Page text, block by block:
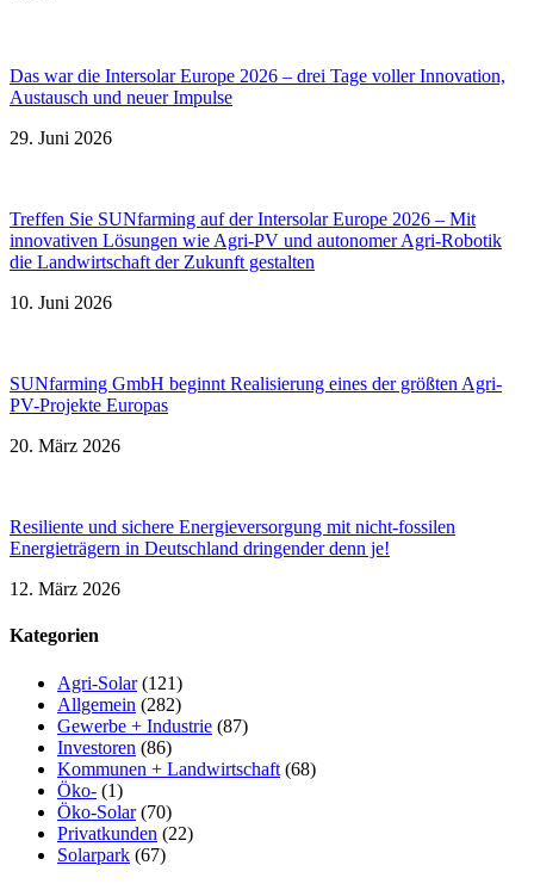
Das war die Intersolar Europe 2026 – drei Tage voller Innovation,
Austausch und neuer Impulse
29. Juni 2026
Treffen Sie SUNfarming auf der Intersolar Europe 2026 – Mit
innovativen Lösungen wie Agri-PV und autonomer Agri-Robotik
die Landwirtschaft der Zukunft gestalten
10. Juni 2026
SUNfarming GmbH beginnt Realisierung eines der größten Agri-
PV-Projekte Europas
20. März 2026
Resiliente und sichere Energieversorgung mit nicht-fossilen
Energieträgern in Deutschland dringender denn je!
12. März 2026
Kategorien
Agri-Solar(121)
Allgemein (282)
Gewerbe + Industrie (87)
Investoren (86)
Kommunen + Landwirtschaft (68)
Öko- (1)
Öko-Solar(70)
Privatkunden (22)
Solarpark (67)